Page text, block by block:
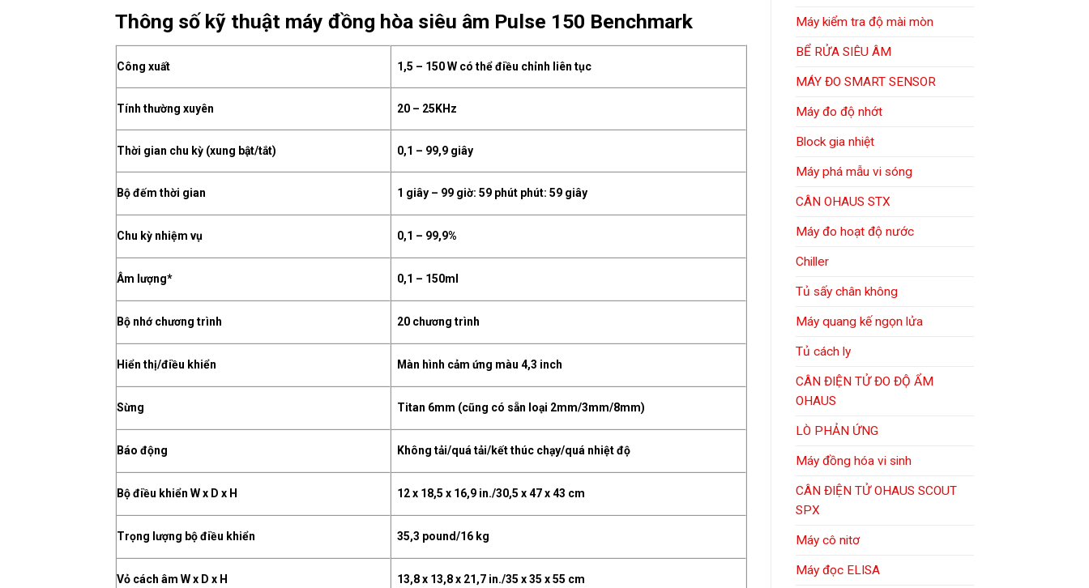
Máy kiểm tra độ mài mòn
BỂ RỬA SIÊU ÂM
MÁY ĐO SMART SENSOR
Máy đo độ nhớt
Block gia nhiệt
Máy phá mẫu vi sóng
CÂN OHAUS STX
Máy đo hoạt độ nước
Chiller
Tủ sấy chân không
Máy quang kế ngọn lửa
Tủ cách ly
CÂN ĐIỆN TỬ ĐO ĐỘ ẨM
OHAUS
LÒ PHẢN ỨNG
Máy đồng hóa vi sinh
CÂN ĐIỆN TỬ OHAUS SCOUT
SPX
Máy cô nitơ
Máy đọc ELISA
Thông số kỹ thuật máy đồng hòa siêu âm Pulse 150 Benchmark
Công xuất 1,5 – 150 W có thể điều chỉnh liên tục
Tính thường xuyên 20 – 25KHz
Thời gian chu kỳ (xung bật/tắt) 0,1 – 99,9 giây
Bộ đếm thời gian 1 giây – 99 giờ: 59 phút phút: 59 giây
Chu kỳ nhiệm vụ 0,1 – 99,9%
Âm lượng* 0,1 – 150ml
Bộ nhớ chương trình 20 chương trình
Hiển thị/điều khiển Màn hình cảm ứng màu 4,3 inch
Sừng Titan 6mm (cũng có sẵn loại 2mm/3mm/8mm)
Báo động Không tải/quá tải/kết thúc chạy/quá nhiệt độ
Bộ điều khiển W x D x H 12 x 18,5 x 16,9 in./30,5 x 47 x 43 cm
Trọng lượng bộ điều khiển 35,3 pound/16 kg
Vỏ cách âm W x D x H 13,8 x 13,8 x 21,7 in./35 x 35 x 55 cm